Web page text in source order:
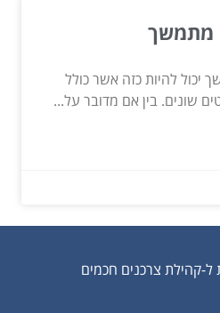
מתמשך
יכול להיות כזה אשר כולל
שונים. בין אם מדובר על...
ל-קהילת צרכנים חכמים